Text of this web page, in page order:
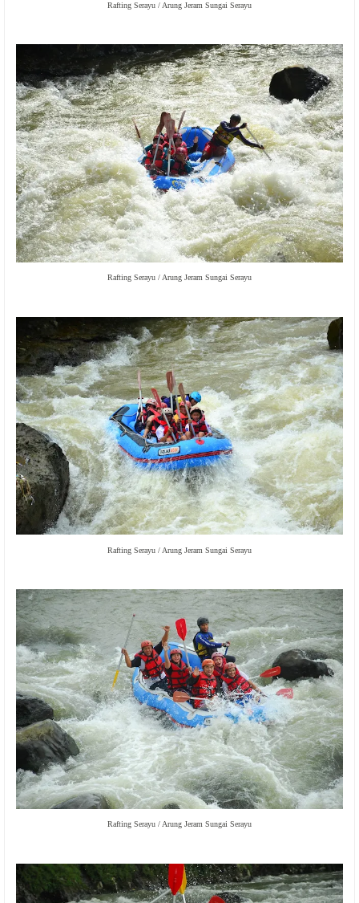
Rafting Serayu / Arung Jeram Sungai Serayu
Rafting Serayu / Arung Jeram Sungai Serayu
Rafting Serayu / Arung Jeram Sungai Serayu
Rafting Serayu / Arung Jeram Sungai Serayu